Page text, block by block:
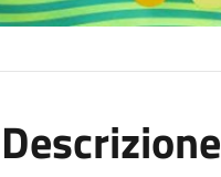
Descrizione